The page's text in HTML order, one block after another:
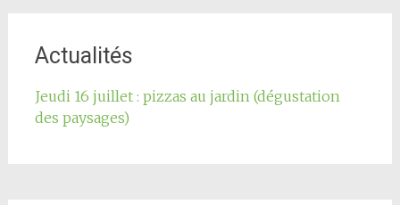
Actualités
Jeudi 16 juillet : pizzas au jardin (dégustation
des paysages)